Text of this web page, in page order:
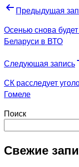
Навигация
по
записям
Предыдущая
Осенью снова
Беларуси в ВТО
Следующая запись
СК расследует
Гомеле
Поиск
Свежие